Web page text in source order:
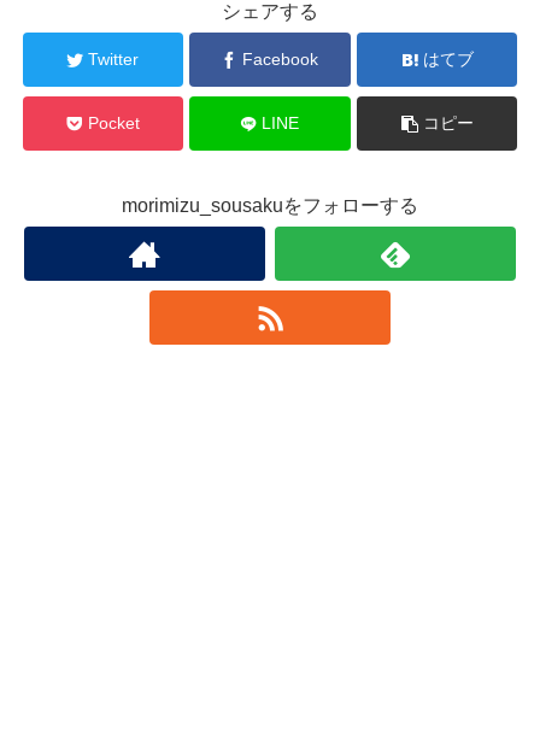
シェアする
Twitter Facebook はてブ
Pocket LINE コピー
morimizu_sousakuをフォローする